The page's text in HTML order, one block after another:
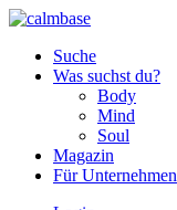
Suche
Was suchst du?
Body
Mind
Soul
Magazin
Für Unternehmen